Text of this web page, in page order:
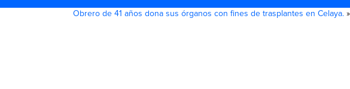
Obrero de 41 años dona sus órganos con fines de trasplantes en Celaya. »